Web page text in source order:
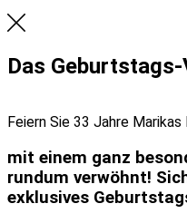
Das
Feiern Sie 33 Jahre
mit einem ganz
rundum verwöhnt!
exklusives